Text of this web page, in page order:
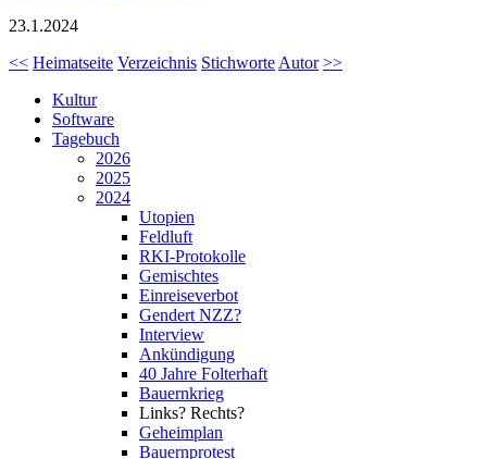
23.1.2024
<< Heimatseite Verzeichnis Stichworte Autor >>
Kultur
Software
Tagebuch
2026
2025
2024
Utopien
Feldluft
RKI-Protokolle
Gemischtes
Einreiseverbot
Gendert NZZ?
Interview
Ankündigung
40 Jahre Folterhaft
Bauernkrieg
Links? Rechts?
Geheimplan
Bauernprotest